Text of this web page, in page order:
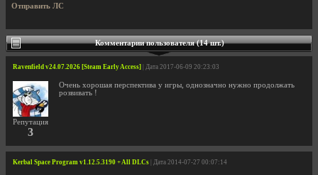
Отправить ЛС
Комментарии пользователя (14 шт.)
Ravenfield v24.07.2026 [Steam Early Access] | Дата 2017-06-09 20:23:03
Репутация
3
Очень хорошая перспектива у игры, однозначно нужно продолжать
розвивать !
Kerbal Space Program v1.12.5.3190 + All DLCs | Дата 2014-07-27 00:07:14